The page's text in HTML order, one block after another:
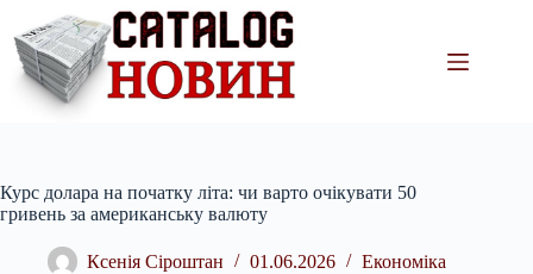
вмісту
Курс долара на початку літа: чи варто очікувати 50
гривень за американську валюту
Ксенія Сіроштан 01.06.2026 Економіка